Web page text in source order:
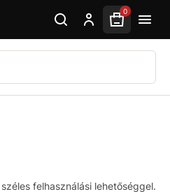
0
széles felhasználási lehetőséggel.